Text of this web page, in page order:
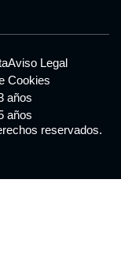
reservados.
Aviso Legal
Cookies
años
años